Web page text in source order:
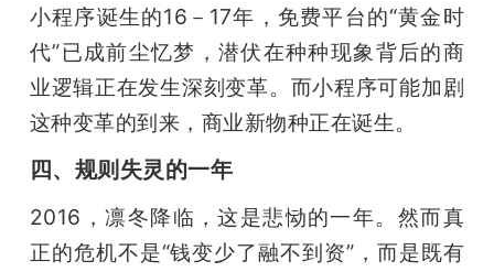
小程序诞生的16－17年，免费平台的“黄金时
代”已成前尘忆梦，潜伏在种种现象背后的商
业逻辑正在发生深刻变革。而小程序可能加剧
这种变革的到来，商业新物种正在诞生。
四、规则失灵的一年
2016，凛冬降临，这是悲恸的一年。然而真
正的危机不是“钱变少了融不到资”，而是既有